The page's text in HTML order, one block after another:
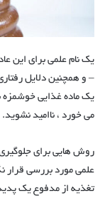
– و همچنین دلایل
یک ماده غذایی
می خورد ، ناامید نشوید.
روش هایی برای
علمی مورد بررسی قرار